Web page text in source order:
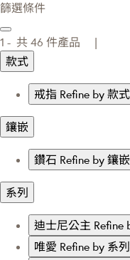
篩選條件
1 - 共 46 件產品 |
款式
戒指 Refine by 款
鑲嵌
鑽石 Refine by 鑲
系列
迪士尼公主 Refine
唯愛 Refine by 系列